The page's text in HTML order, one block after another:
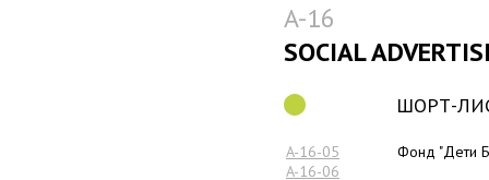
A-16
SOCIAL
ШОРТ-
A-16-05
A-16-06
Фонд "Дети